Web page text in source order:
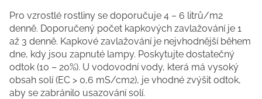
Pro vzrostlé rostliny se doporučuje 4 – 6 litrů/m2
denně. Doporučený počet kapkových zavlažování je 1
až 3 denně. Kapkové zavlažování je nejvhodnější během
dne, kdy jsou zapnuté lampy. Poskytujte dostatečný
odtok (10 – 20%). U vodovodní vody, která má vysoký
obsah solí (EC > 0,6 mS/cm2), je vhodné zvýšit odtok,
aby se zabránilo usazování solí.